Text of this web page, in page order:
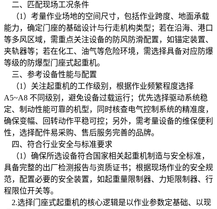
二、匹配现场工况条件
（1）考量作业场地的空间尺寸，包括作业跨度、地面承载
能力，确定门座的基础设计与行走机构类型；若在沿海、港口
等多风区域，需重点关注设备的防风防滑配置，如锚定装置、
夹轨器等；若在化工、油气等危险环境，需选择具备对应防爆
等级的防爆型门座式起重机。
三、参考设备性能与配置
（1）关注起重机的工作级别，根据作业频繁程度选择
A5~A8 不同级别，避免设备过载运行；优先选择驱动系统稳
定、制动性能可靠的机型，同时核查电气控制系统的精准度，
确保变幅、回转动作平稳可控；另外，需考量设备的维保便利
性，选择配件易采购、售后服务完善的品牌。
四、符合行业安全与标准要求
（1）确保所选设备符合国家相关起重机制造与安全标准，
具备完整的出厂检测报告与资质证书；根据现场作业的安全规
范，配置必要的安全装置，如起重量限制器、力矩限制器、行
程限位开关等。
2.选择门座式起重机的核心逻辑是以作业参数定基础、以现